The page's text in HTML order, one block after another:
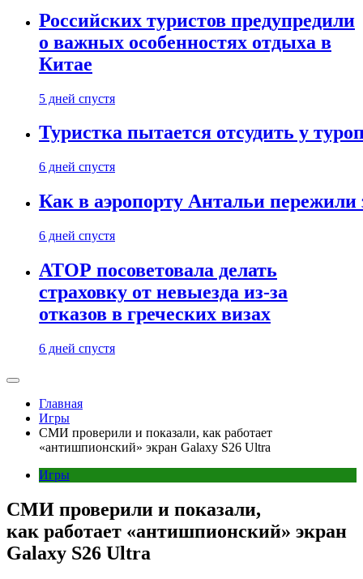
Российских туристов предупредили
о важных особенностях отдыха в
Китае
5 дней спустя
Туристка пытается отсудить у
6 дней спустя
Как в аэропорту Антальи
6 дней спустя
АТОР посоветовала делать
страховку от невыезда из-за
отказов в греческих визах
6 дней спустя
Главная
Игры
СМИ проверили и показали, как работает
«антишпионский» экран Galaxy S26 Ultra
Игры
СМИ проверили и показали,
как работает «антишпионский» экран
Galaxy S26 Ultra